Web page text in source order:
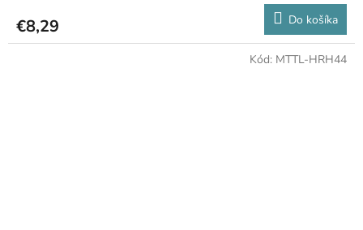
€8,29 Do košíka
Kód: MTTL-HRH44